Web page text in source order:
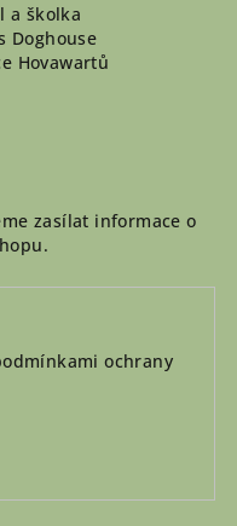
a školka
Doghouse
Hovawartů
zasílat informace o
ochrany